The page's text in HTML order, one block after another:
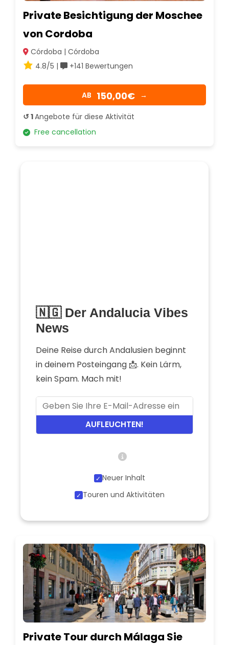
Private Besichtigung der Moschee
von Cordoba
Córdoba | Córdoba
4.8/5 |
+141 Bewertungen
AB 150,00€ →
↺ 1Angebote für diese Aktivität
Free cancellation
🇳🇬 Der Andalucia Vibes
News
Deine Reise durch Andalusien beginnt
in deinem Posteingang 📩. Kein Lärm,
kein Spam. Mach mit!
AUFLEUCHTEN!
Neuer Inhalt
Touren und Aktivitäten
Private Tour durch Málaga Sie